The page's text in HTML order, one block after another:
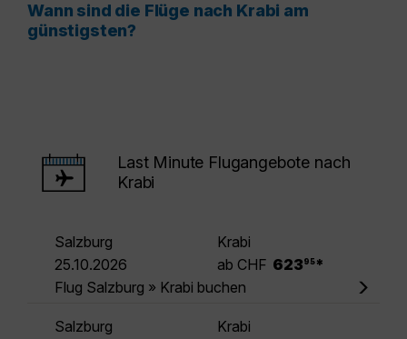
Wann sind die Flüge nach Krabi am
günstigsten?
Last Minute Flugangebote nach
Krabi
Salzburg
Krabi
25.10.2026
ab CHF 623 95 *
Flug Salzburg » Krabi buchen
Salzburg
Krabi